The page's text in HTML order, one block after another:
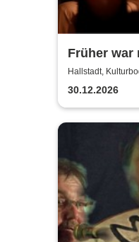
Früher war
ein Abend
Hallstadt,
30.12.2026